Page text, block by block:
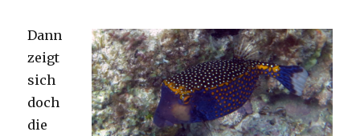
Dann
zeigt
sich
doch
die